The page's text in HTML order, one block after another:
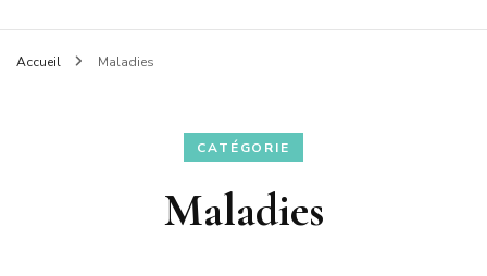
Amis maux
Accueil Maladies
CATÉGORIE
Maladies